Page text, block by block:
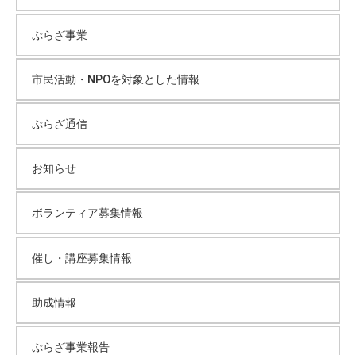
イ
ブ
ぷらざ事業
市民活動・NPOを対象とした情報
ぷらざ通信
お知らせ
ボランティア募集情報
催し・講座募集情報
助成情報
ぷらざ事業報告